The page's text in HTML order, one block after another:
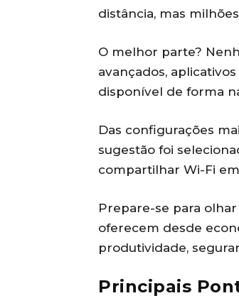
distância, mas
O melhor parte?
avançados,
disponível de forma
Das configurações
sugestão foi
compartilhar Wi-Fi
Prepare-se para
oferecem desde
produtividade,
Principais